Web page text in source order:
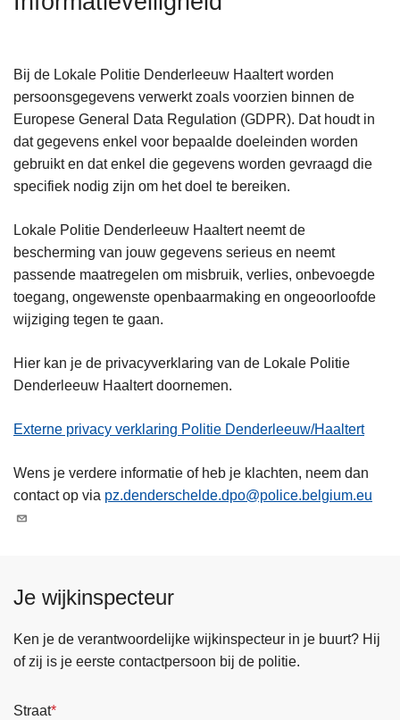
Bij de Lokale Politie Denderleeuw Haaltert worden
persoonsgegevens verwerkt zoals voorzien binnen de
Europese General Data Regulation (GDPR). Dat houdt in
dat gegevens enkel voor bepaalde doeleinden worden
gebruikt en dat enkel die gegevens worden gevraagd die
specifiek nodig zijn om het doel te bereiken.
Lokale Politie Denderleeuw Haaltert neemt de
bescherming van jouw gegevens serieus en neemt
passende maatregelen om misbruik, verlies, onbevoegde
toegang, ongewenste openbaarmaking en ongeoorloofde
wijziging tegen te gaan.
Hier kan je de privacyverklaring van de Lokale Politie
Denderleeuw Haaltert doornemen.
Externe privacy verklaring Politie Denderleeuw/Haaltert
Wens je verdere informatie of heb je klachten, neem dan
contact op via pz.denderschelde.dpo@police.belgium.eu
Je wijkinspecteur
Ken je de verantwoordelijke wijkinspecteur in je buurt? Hij
of zij is je eerste contactpersoon bij de politie.
Straat